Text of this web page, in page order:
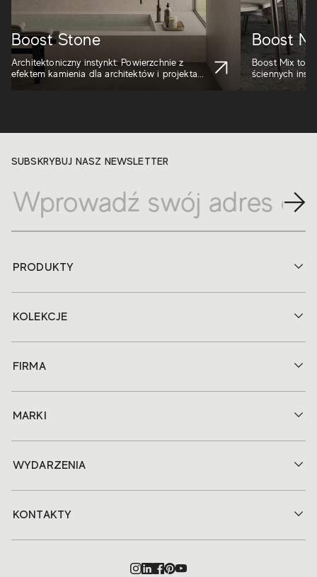
Boost Stone
Architektoniczny instynkt: Powierzchnie z
efektem kamienia dla architektów i projekta...
Boost
Boost Mix to
ściennych
SUBSKRYBUJ NASZ NEWSLETTER
PRODUKTY
KOLEKCJE
FIRMA
MARKI
WYDARZENIA
KONTAKTY